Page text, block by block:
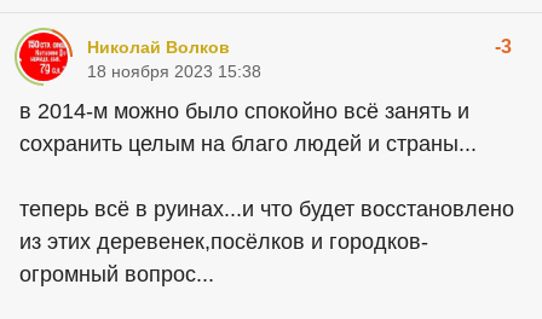
Николай Волков -3
18 ноября 2023 15:38
в 2014-м можно было спокойно всё занять и
сохранить целым на благо людей и страны...
теперь всё в руинах...и что будет восстановлено
из этих деревенек,посёлков и городков-
огромный вопрос...